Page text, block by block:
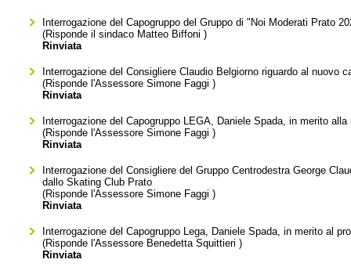
Interrogazione del Capogruppo del Gruppo di "Noi Moderati Prato
(Risponde il sindaco Matteo Biffoni )
Rinviata
Interrogazione del Consigliere Claudio Belgiorno riguardo al nuovo
(Risponde l'AssessoreSimone Faggi )
Rinviata
Interrogazione del Capogruppo LEGA, Daniele Spada, in merito
(Risponde l'AssessoreSimone Faggi )
Rinviata
Interrogazione del Consigliere del Gruppo Centrodestra George
dallo Skating Club Prato
(Risponde l'AssessoreSimone Faggi )
Rinviata
Interrogazione del Capogruppo Lega, Daniele Spada, in merito al
(Risponde l'Assessore Benedetta Squittieri )
Rinviata